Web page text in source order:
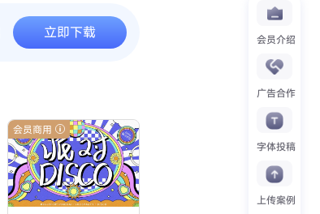
会员介绍
广告合作
字体投稿
上传案例
立即下载
会员商用